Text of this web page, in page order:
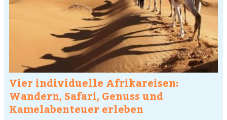
Vier individuelle Afrikareisen:
Wandern, Safari, Genuss und
Kamelabenteuer erleben